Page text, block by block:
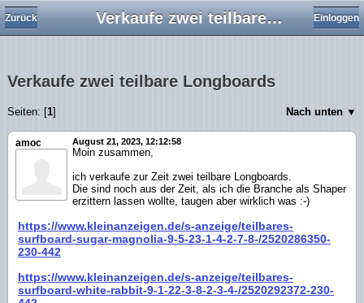
Verkaufe zwei teilbare Longboards
Zurück Einloggen
Verkaufe zwei teilbare Longboards
Seiten: [1] Nach unten ▼
amoc August 21, 2023, 12:12:58
Moin zusammen,
ich verkaufe zur Zeit zwei teilbare Longboards.
Die sind noch aus der Zeit, als ich die Branche als Shaper
erzittern lassen wollte, taugen aber wirklich was :-)
https://www.kleinanzeigen.de/s-anzeige/teilbares-
surfboard-sugar-magnolia-9-5-23-1-4-2-7-8-/2520286350-
230-442
https://www.kleinanzeigen.de/s-anzeige/teilbares-
surfboard-white-rabbit-9-1-22-3-8-2-3-4-/2520292372-230-